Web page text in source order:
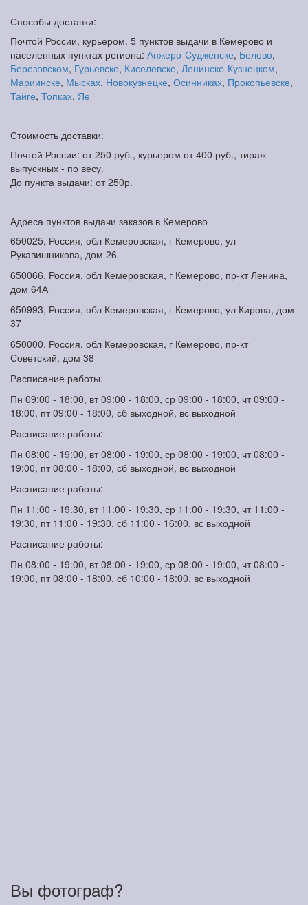
Способы доставки:
Почтой России, курьером. 5 пунктов выдачи в Кемерово и
населенных пунктах региона: Анжеро-Судженске, Белово,
Березовском, Гурьевске, Киселевске, Ленинске-Кузнецком,
Мариинске, Мысках, Новокузнецке, Осинниках, Прокопьевске,
Тайге, Топках, Яе
Стоимость доставки:
Почтой России: от 250 руб., курьером от 400 руб., тираж
выпускных - по весу.
До пункта выдачи: от 250р.
Адреса пунктов выдачи заказов в Кемерово
650025, Россия, обл Кемеровская, г Кемерово, ул
Рукавишникова, дом 26
650066, Россия, обл Кемеровская, г Кемерово, пр-кт Ленина,
дом 64А
650993, Россия, обл Кемеровская, г Кемерово, ул Кирова, дом
37
650000, Россия, обл Кемеровская, г Кемерово, пр-кт
Советский, дом 38
Расписание работы:
Пн 09:00 - 18:00, вт 09:00 - 18:00, ср 09:00 - 18:00, чт 09:00 -
18:00, пт 09:00 - 18:00, сб выходной, вс выходной
Расписание работы:
Пн 08:00 - 19:00, вт 08:00 - 19:00, ср 08:00 - 19:00, чт 08:00 -
19:00, пт 08:00 - 18:00, сб выходной, вс выходной
Расписание работы:
Пн 11:00 - 19:30, вт 11:00 - 19:30, ср 11:00 - 19:30, чт 11:00 -
19:30, пт 11:00 - 19:30, сб 11:00 - 16:00, вс выходной
Расписание работы:
Пн 08:00 - 19:00, вт 08:00 - 19:00, ср 08:00 - 19:00, чт 08:00 -
19:00, пт 08:00 - 18:00, сб 10:00 - 18:00, вс выходной
Вы фотограф?